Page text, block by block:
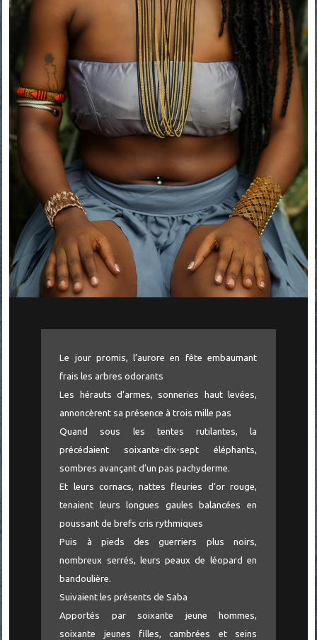
Le jour promis, l’aurore en fête embaumant
frais les arbres odorants
Les hérauts d’armes, sonneries haut levées,
annoncèrent sa présence à trois mille pas
Quand sous les tentes rutilantes, la
précédaient soixante-dix-sept éléphants,
sombres avançant d’un pas pachyderme.
Et leurs cornacs, nattes fleuries d’or rouge,
tenaient leurs longues gaules balancées en
poussant de brefs cris rythmiques
Puis à pieds des guerriers plus noirs,
nombreux serrés, leurs peaux de léopard en
bandoulière.
Suivaient les présents de Saba
Apportés par soixante jeune hommes,
soixante jeunes filles, cambrées et seins